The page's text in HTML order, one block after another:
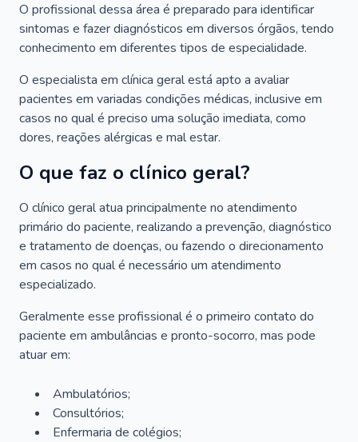
O profissional dessa área é preparado para identificar
sintomas e fazer diagnósticos em diversos órgãos, tendo
conhecimento em diferentes tipos de especialidade.
O especialista em clínica geral está apto a avaliar
pacientes em variadas condições médicas, inclusive em
casos no qual é preciso uma solução imediata, como
dores, reações alérgicas e mal estar.
O que faz o clínico geral?
O clínico geral atua principalmente no atendimento
primário do paciente, realizando a prevenção, diagnóstico
e tratamento de doenças, ou fazendo o direcionamento
em casos no qual é necessário um atendimento
especializado.
Geralmente esse profissional é o primeiro contato do
paciente em ambulâncias e pronto-socorro, mas pode
atuar em:
Ambulatórios;
Consultórios;
Enfermaria de colégios;